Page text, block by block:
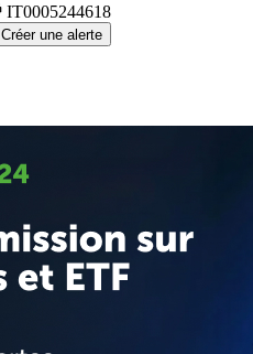
IT0005244618
Créer une alerte